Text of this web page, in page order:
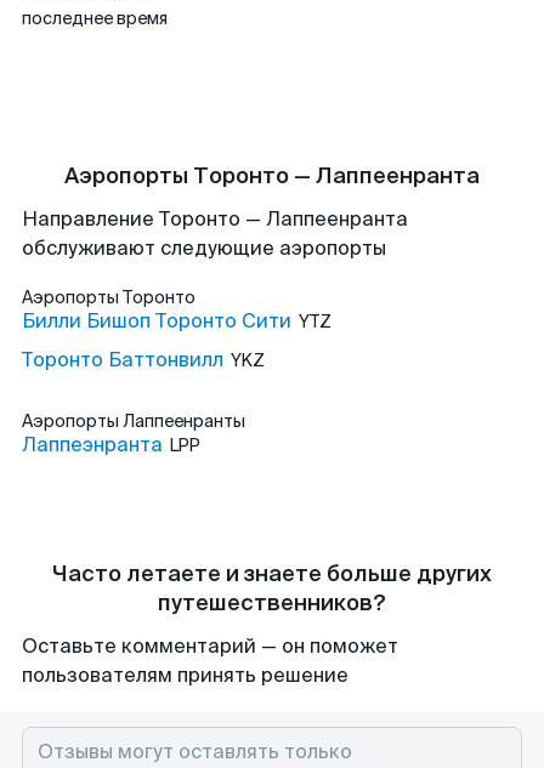
последнее время
Аэропорты Торонто — Лаппеенранта
Направление Торонто — Лаппеенранта
обслуживают следующие аэропорты
Аэропорты Торонто
Билли Бишоп Торонто Сити YTZ
Торонто Баттонвилл YKZ
Аэропорты Лаппеенранты
Лаппеэнранта LPP
Часто летаете и знаете больше других
путешественников?
Оставьте комментарий — он поможет
пользователям принять решение